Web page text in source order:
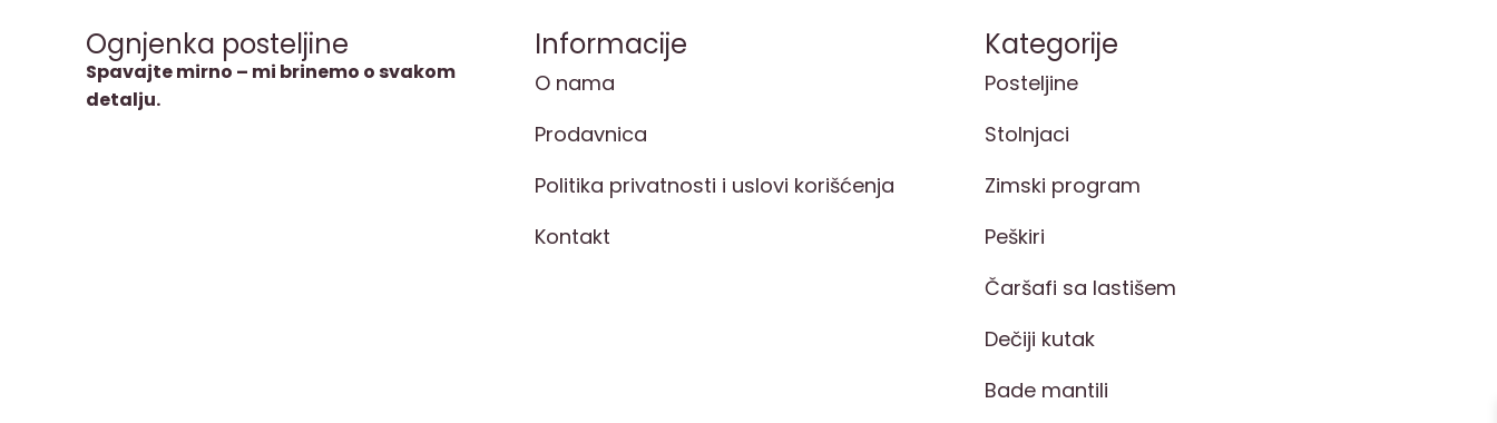
Ognjenka posteljine
Spavajte mirno – mi brinemo o svakom
detalju.
Informacije
O nama
Prodavnica
Politika privatnosti i uslovi korišćenja
Kontakt
Kategorije
Posteljine
Stolnjaci
Zimski program
Peškiri
Čaršafi sa lastišem
Dečiji kutak
Bade mantili